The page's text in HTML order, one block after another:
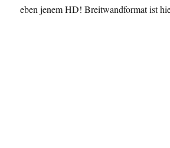
eben jenem HD! Breitwandformat ist